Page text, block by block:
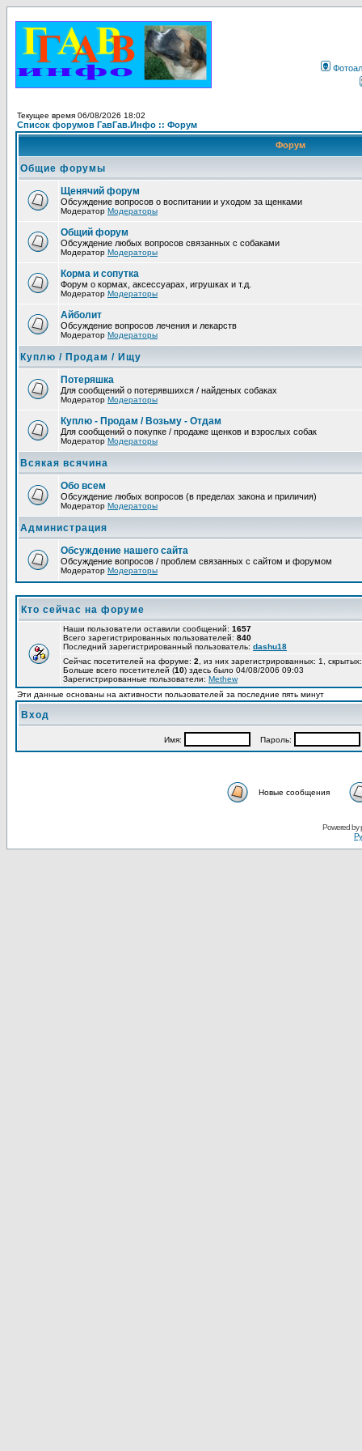
Текущее время 06/08/2026 18:02
Список форумов ГавГав.Инфо :: Форум
Форум
Общие форумы
Щенячий форум
Обсуждение вопросов о воспитании и уходом за щенками
Модератор Модераторы
Общий форум
Обсуждение любых вопросов связанных с собаками
Модератор Модераторы
Корма и сопутка
Форум о кормах, аксессуарах, игрушках и т.д.
Модератор Модераторы
Айболит
Обсуждение вопросов лечения и лекарств
Модератор Модераторы
Куплю / Продам / Ищу
Потеряшка
Для сообщений о потерявшихся / найденых собаках
Модератор Модераторы
Куплю - Продам / Возьму - Отдам
Для сообщений о покупке / продаже щенков и взрослых собак
Модератор Модераторы
Всякая всячина
Обо всем
Обсуждение любых вопросов (в пределах закона и приличия)
Модератор Модераторы
Администрация
Обсуждение нашего сайта
Обсуждение вопросов / проблем связанных с сайтом и форумом
Модератор Модераторы
Кто сейчас на форуме
Наши пользователи оставили сообщений: 1657
Всего зарегистрированных пользователей: 840
Последний зарегистрированный пользователь: dashu18
Сейчас посетителей на форуме: 2 , из них зарегистрированных: 1,
Больше всего посетителей (10) здесь было 04/08/2006 09:03
Зарегистрированные пользователи: Methew
Эти данные основаны на активности пользователей за последние пять минут
Вход
Имя: Пароль:
Новые сообщения
Powered by